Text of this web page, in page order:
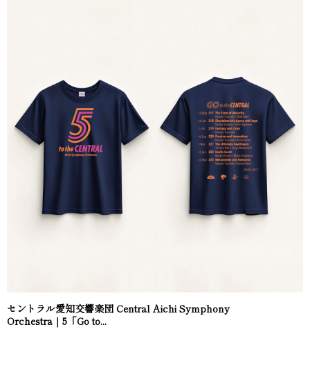
セントラル愛知交響楽団 Central Aichi Symphony
Orchestra｜5「Go to...